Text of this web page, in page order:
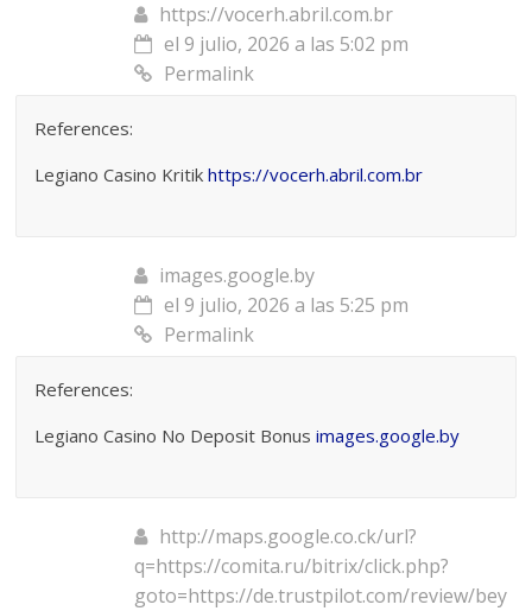
https://vocerh.abril.com.br
el 9 julio, 2026 a las 5:02 pm
Permalink
References:
Legiano Casino Kritikhttps://vocerh.abril.com.br
images.google.by
el 9 julio, 2026 a las 5:25 pm
Permalink
References:
Legiano Casino No Deposit Bonusimages.google.by
http://maps.google.co.ck/url?
q=https://comita.ru/bitrix/click.php?
goto=https://de.trustpilot.com/review/bey